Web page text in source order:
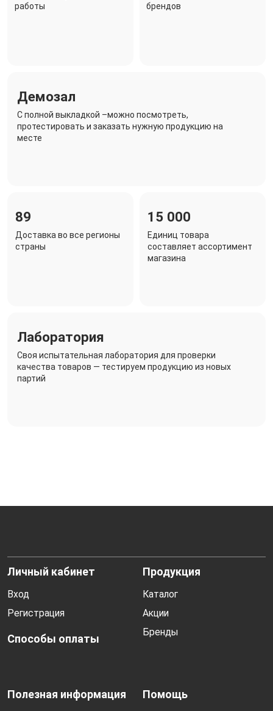
работы
брендов
Демозал
C полной выкладкой –можно посмотреть,
протестировать и заказать нужную продукцию на
месте
89
Доставка во все регионы
страны
15 000
Единиц товара
составляет ассортимент
магазина
Лаборатория
Своя испытательная лаборатория для проверки
качества товаров — тестируем продукцию из новых
партий
Личный кабинет
Вход
Регистрация
Способы оплаты
Продукция
Каталог
Акции
Бренды
Полезная информация Помощь